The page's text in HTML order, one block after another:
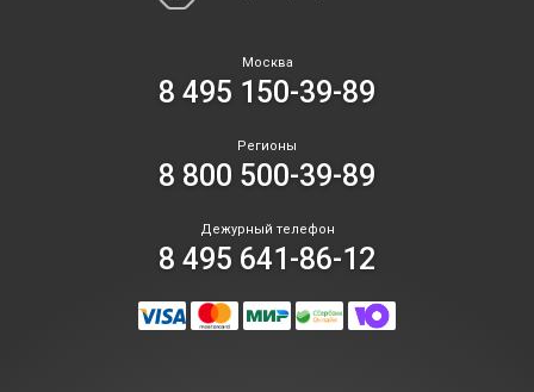
Москва
8 495 150-39-89
Регионы
8 800 500-39-89
Дежурный телефон
8 495 641-86-12